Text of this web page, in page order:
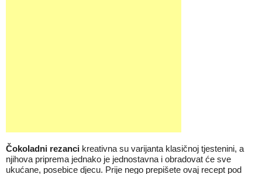
Čokoladni rezanci kreativna su varijanta klasičnoj tjestenini, a
njihova priprema jednako je jednostavna i obradovat će sve
ukućane, posebice djecu. Prije nego prepišete ovaj recept pod